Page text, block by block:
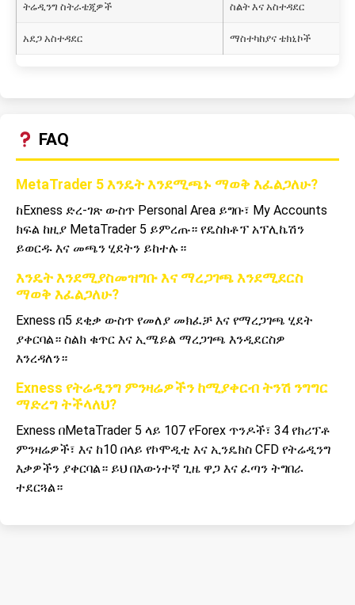
ትሬዲንግ ስትራቴጂዎች ስልት እና አስተዳደር
አደጋ አስተዳደር ማስተካከያና ቴክኒኮች
FAQ
MetaTrader 5 እንዴት እንደሚጫኑ ማወቅ እፈልጋለሁ?
ከExness ድረ-ገጽ ውስጥ Personal Area ይግቡ፣ My Accounts
ክፍል ከዚያ MetaTrader 5 ይምረጡ። የዴስክቶፕ አፕሊኬሽን
ይወርዱ እና መጫን ሂደትን ይከተሉ።
እንዴት እንደሚያስመዝግቡ እና ማረጋገጫ እንደሚደርስ
ማወቅ እፈልጋለሁ?
Exness በ5 ደቂቃ ውስጥ የመለያ መክፈቻ እና የማረጋገጫ ሂደት
ያቀርባል። ስልክ ቁጥር እና ኢሜይል ማረጋገጫ እንዲደርስዎ
እንረዳለን።
Exness የትሬዲንግ ምንዛሬዎችን ከሚያቀርብ ትንሽ ንግግር
ማድረግ ትችላለህ?
Exness በMetaTrader 5 ላይ 107 የForex ጥንዶች፣ 34 የክሪፕቶ
ምንዛሬዎች፣ እና ከ10 በላይ የኮሞዲቲ እና ኢንዴክስ CFD የትሬዲንግ
እቃዎችን ያቀርባል። ይህ በእውነተኛ ጊዜ ዋጋ እና ፈጣን ትግበራ
ተደርጓል።